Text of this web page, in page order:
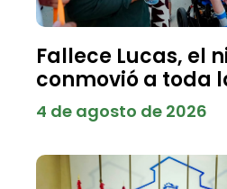
Fallece Lucas, el
conmovió a toda
4 de agosto de 2026